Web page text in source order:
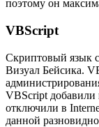
поэтому он
VBScript
Скриптовый язык
Визуал Бейсика.
VBScript добавили
отключили в
данной